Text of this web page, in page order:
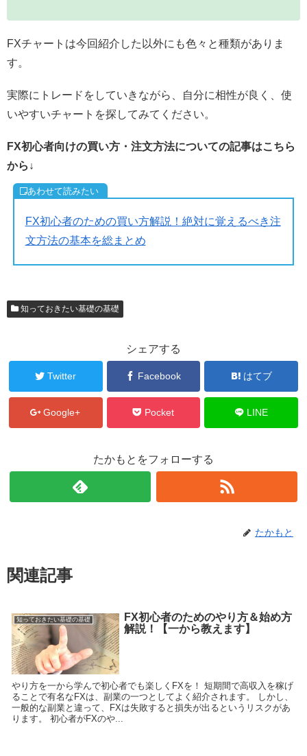
FXチャートは今回紹介した以外にも色々と種類がありま
す。
実際にトレードをしていきながら、自分に相性が良く、使
いやすいチャートを探してみてください。
FX初心者向けの買い方・注文方法についての記事はこちら
から↓
FX初心者のための買い方解説！絶対に覚えるべき注
文方法の基本を総まとめ
知っておきたい基礎の基礎
シェアする
Twitter Facebook はてブ
Google+ Pocket LINE
たかもとをフォローする
たかもと
関連記事
知っておきたい基礎の基礎
FX初心者のためのやり方＆始め方
解説！【一から教えます】
やり方を一から学んで初心者でも楽しくFXを！ 短期間で高収入を稼げ
ることで有名なFXは、副業の一つとしてよく紹介されます。 しかし、
一般的な副業と違って、FXは失敗すると損失が出るというリスクがあ
ります。 初心者がFXのや...